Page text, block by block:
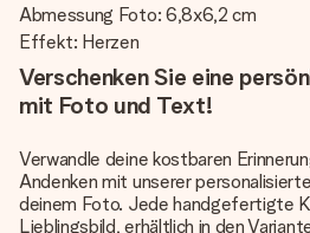
Abmessung Foto: 6,8x6,2 cm
Effekt: Herzen
Verschenken Sie eine
mit Foto und Text!
Verwandle deine kostbaren
Andenken mit unserer
deinem Foto. Jede handgefertigte
Lieblingsbild, erhältlich in den